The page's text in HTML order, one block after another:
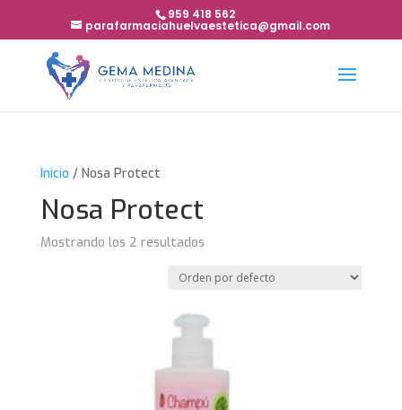
959 418 562
parafarmaciahuelvaestetica@gmail.com
Inicio / Nosa Protect
Nosa Protect
Mostrando los 2 resultados